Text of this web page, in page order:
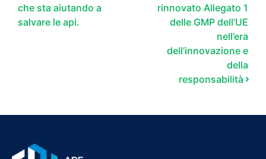
che sta aiutando a
salvare le api.
rinnovato Allegato 1
delle GMP dell’UE
nell’era
dell’innovazione e
della
responsabilità